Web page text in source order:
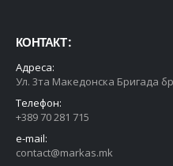
КОНТАКТ :
Адреса:
Ул. 3та Македонска Бригада
Телефон:
+389 70 281 715
e-mail:
contact@markas.mk